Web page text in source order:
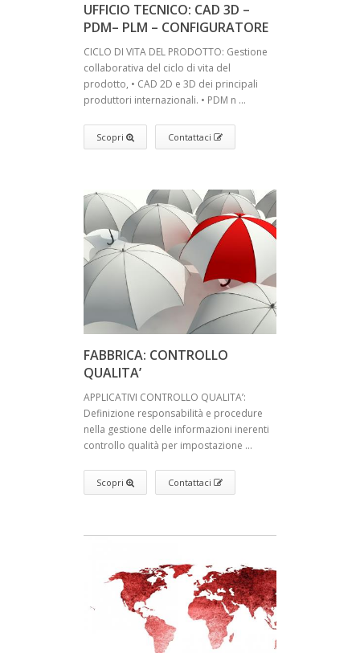
UFFICIO TECNICO: CAD 3D –
PDM– PLM – CONFIGURATORE
CICLO DI VITA DEL PRODOTTO: Gestione
collaborativa del ciclo di vita del
prodotto, • CAD 2D e 3D dei principali
produttori internazionali. • PDM n ...
Scopri Contattaci
FABBRICA: CONTROLLO
QUALITA’
APPLICATIVI CONTROLLO QUALITA’:
Definizione responsabilità e procedure
nella gestione delle informazioni inerenti
controllo qualità per impostazione ...
Scopri Contattaci